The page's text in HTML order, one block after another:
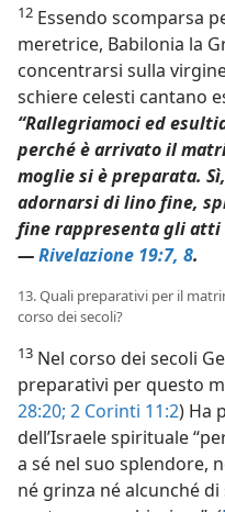
12 Essendo scomparsa
meretrice, Babilonia la
concentrarsi sulla
schiere celesti cantano
“Rallegriamoci ed
perché è arrivato il
moglie si è preparata.
adornarsi di lino fine,
fine rappresenta gli atti
—Rivelazione 19:7, 8.
13. Quali preparativi per il
corso dei secoli?
13 Nel corso dei secoli
preparativi per questo
28:20; 2 Corinti 11:2) Ha
dell’Israele spirituale
a sé nel suo splendore,
né grinza né alcunché